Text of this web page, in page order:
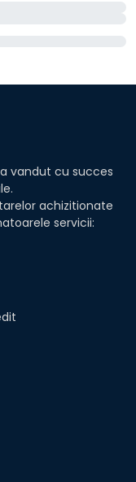
vandut cu succes
achizitionate
servicii: